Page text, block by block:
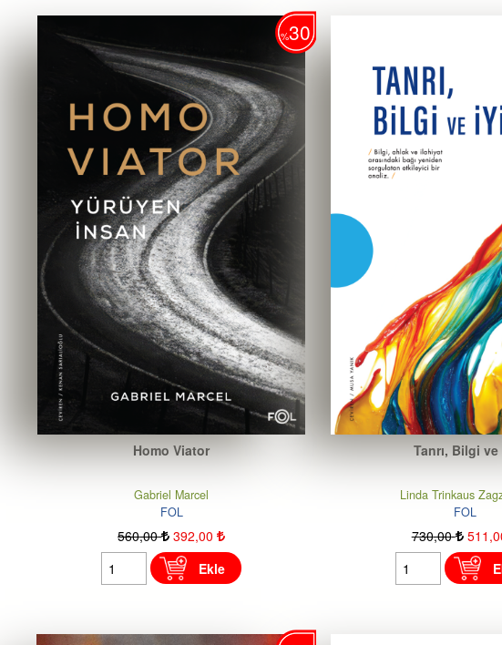
%30
Homo Viator
Gabriel Marcel
FOL
560,00 392,00
Ekle
Tanrı, Bilgi ve
Linda Trinkaus
FOL
730,00 511